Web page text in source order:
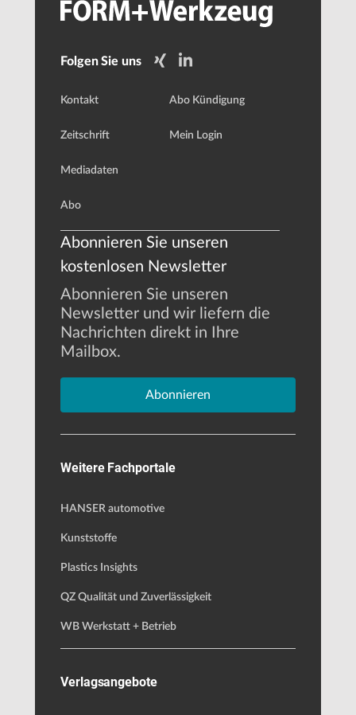
Folgen Sie uns
Kontakt
Zeitschrift
Mediadaten
Abo
Abo Kündigung
Mein Login
Abonnieren Sie unseren
kostenlosen Newsletter
Abonnieren Sie unseren
Newsletter und wir liefern die
Nachrichten direkt in Ihre
Mailbox.
Abonnieren
Weitere Fachportale
HANSER automotive
Kunststoffe
Plastics Insights
QZ Qualität und Zuverlässigkeit
WB Werkstatt + Betrieb
Verlagsangebote